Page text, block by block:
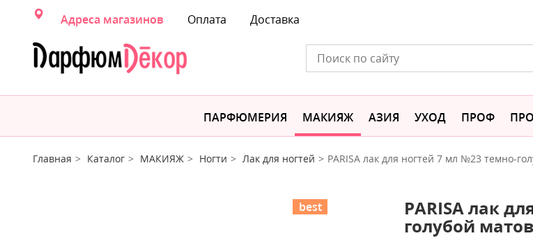
Адреса магазинов Оплата Доставка
ПАРФЮМЕРИЯ МАКИЯЖ АЗИЯ УХОД ПРОФ
Главная Каталог МАКИЯЖ Ногти Лак для ногтей PARISA лак для ногтей 7 мл №23 темно-
best PARISA лак
голубой